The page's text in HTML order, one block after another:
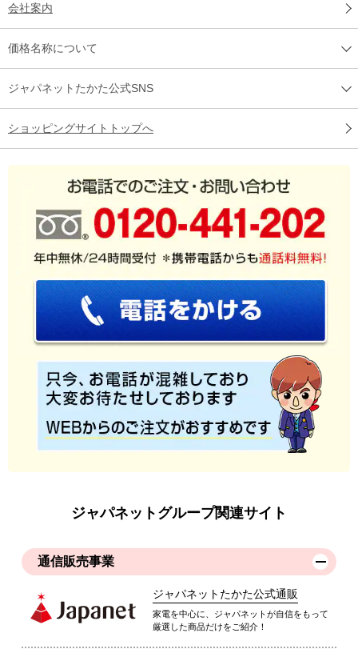
会社案内
価格名称について
ジャパネットたかた公式SNS
ショッピングサイトトップへ
ジャパネットグループ関連サイト
通信販売事業
ジャパネットたかた公式通販
家電を中心に、ジャパネットが自信をもって
厳選した商品だけをご紹介！